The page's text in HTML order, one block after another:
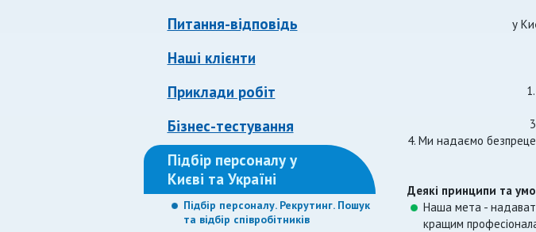
Питання-відповідь
Наші клієнти
Приклади робіт
Бізнес-тестування
Підбір персоналу у
Києві та Україні
Підбір персоналу. Рекрутинг. Пошук
та відбір співробітників
у
4. Ми надаємо
Деякі принципи та
Наша мета -
кращим